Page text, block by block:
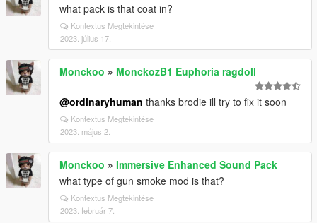
what pack is that coat in?
Kontextus Megtekintése
2023. július 17.
Monckoo » MonckozB1 Euphoria ragdoll
@ordinaryhuman thanks brodie ill try to fix it soon
Kontextus Megtekintése
2023. május 2.
Monckoo » Immersive Enhanced Sound Pack
what type of gun smoke mod is that?
Kontextus Megtekintése
2023. február 7.